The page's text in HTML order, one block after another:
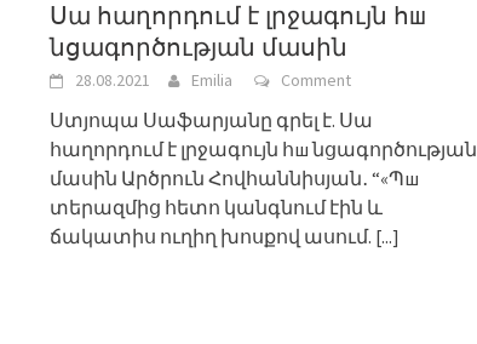
Սա հաղորդում է լրջագույն հш
նցագործության մասին
28.08.2021 Emilia Comment
Ստյոպա Սաֆարյանը գրել է. Սա
հաղորդում է լրջագույն հш նցագործության
մասին Արծրուն Հովհաննիսյան․ “«Պш
տերազմից հետո կանգնում էին և
ճակատիս ուղիղ խոսքով ասում. [...]